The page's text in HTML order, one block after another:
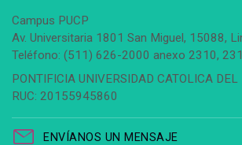
Campus PUCP
Av. Universitaria 1801 San Miguel, 15088,
Teléfono: (511) 626-2000 anexo 2310,
PONTIFICIA UNIVERSIDAD CATOLICA DEL
RUC: 20155945860
ENVÍANOS UN MENSAJE